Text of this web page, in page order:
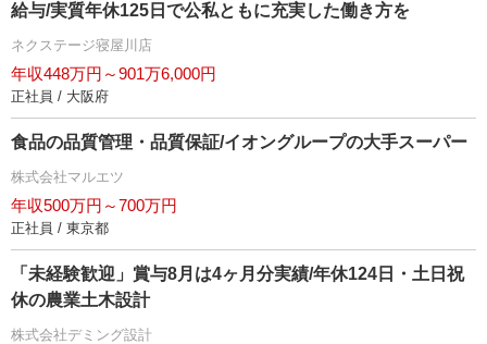
給与/実質年休125日で公私ともに充実した働き方を
ネクステージ寝屋川店
年収448万円～901万6,000円
正社員 / 大阪府
食品の品質管理・品質保証/イオングループの大手スーパー
株式会社マルエツ
年収500万円～700万円
正社員 / 東京都
「未経験歓迎」賞与8月は4ヶ月分実績/年休124日・土日祝
休の農業土木設計
株式会社デミング設計